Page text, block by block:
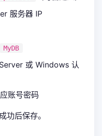
服务器 IP
MyDB
或 Windows 认
账号密码
功后保存。